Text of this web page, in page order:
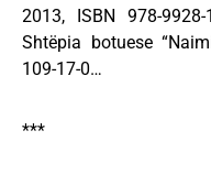
2013, ISBN 978-
Shtëpia botuese
109-17-0…
***